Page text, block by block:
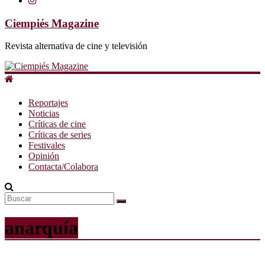
Ciempiés Magazine
Revista alternativa de cine y televisión
Reportajes
Noticias
Críticas de cine
Críticas de series
Festivales
Opinión
Contacta/Colabora
anarquía